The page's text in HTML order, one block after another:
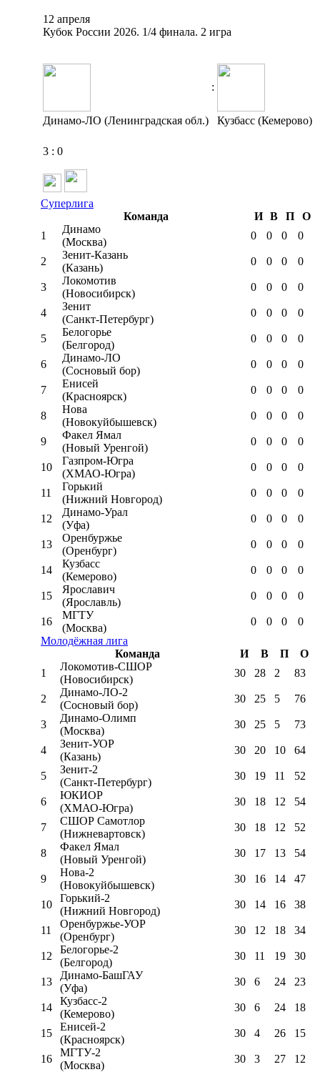
12 апреля
Кубок России 2026. 1/4 финала. 2 игра
:
Динамо-ЛО (Ленинградская обл.) Кузбасс (Кемерово)
3 : 0
Суперлига
Команда
И В П
О
1
Динамо
(Москва)
0 0 0 0
2
Зенит-Казань
(Казань)
0 0 0 0
3
Локомотив
(Новосибирск)
0 0 0 0
4
Зенит
(Санкт-Петербург)
0 0 0 0
5
Белогорье
(Белгород)
0 0 0 0
6
Динамо-ЛО
(Сосновый бор)
0 0 0 0
7
Енисей
(Красноярск)
0 0 0 0
8
Нова
(Новокуйбышевск)
0 0 0 0
9
Факел Ямал
(Новый Уренгой)
0 0 0 0
10
Газпром-Югра
(ХМАО-Югра)
0 0 0 0
11
Горький
(Нижний Новгород)
0 0 0 0
12
Динамо-Урал
(Уфа)
0 0 0 0
13
Оренбуржье
(Оренбург)
0 0 0 0
14
Кузбасс
(Кемерово)
0 0 0 0
15
Ярославич
(Ярославль)
0 0 0 0
16
МГТУ
(Москва)
0 0 0
0
Молодёжная лига
Команда
И В П
О
1
Локомотив-CШОР
(Новосибирск)
30 28 2 83
2
Динамо-ЛО-2
(Сосновый бор)
30 25 5 76
3
Динамо-Олимп
(Москва)
30 25 5 73
4
Зенит-УОР
(Казань)
30 20 10 64
5
Зенит-2
(Санкт-Петербург)
30 19 11 52
6
ЮКИОР
(ХМАО-Югра)
30 18 12 54
7
СШОР Самотлор
(Нижневартовск)
30 18 12 52
8
Факел Ямал
(Новый Уренгой)
30 17 13 54
9
Нова-2
(Новокуйбышевск)
30 16 14 47
10
Горький-2
(Нижний Новгород)
30 14 16 38
11
Оренбуржье-УОР
(Оренбург)
30 12 18 34
12
Белогорье-2
(Белгород)
30 11 19 30
13
Динамо-БашГАУ
(Уфа)
30 6 24 23
14
Кузбасс-2
(Кемерово)
30 6 24 18
15
Енисей-2
(Красноярск)
30 4 26 15
16
МГТУ-2
(Москва)
30 3 27 12